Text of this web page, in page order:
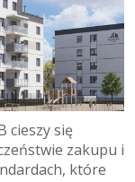
cieszy się
zakupu i
które